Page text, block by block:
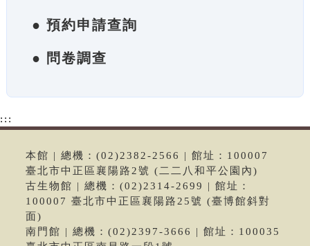
● 預約申請查詢
● 問卷調查
:::
本館 | 總機：(02)2382-2566 | 館址：100007
臺北市中正區襄陽路2號 (二二八和平公園內)
古生物館 | 總機：(02)2314-2699 | 館址：
100007 臺北市中正區襄陽路25號 (臺博館斜對
面)
南門館 | 總機：(02)2397-3666 | 館址：100035